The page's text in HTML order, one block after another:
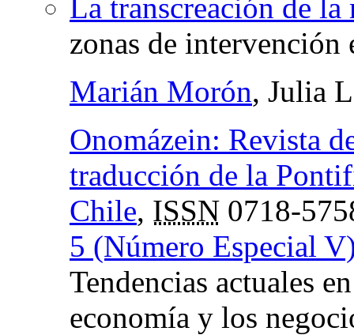
La transcreación de la
zonas de intervención
Marián Morón, Julia
Onomázein: Revista
traducción de la
Chile, ISSN 0718-
5 (Número Especial
Tendencias actuales
economía y los